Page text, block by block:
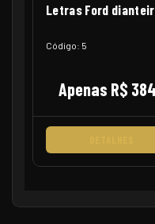
Letras Ford
Código: 5
Apenas R$